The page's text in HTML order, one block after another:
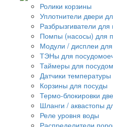
Ролики корзины
Уплотнители двери
Разбрызгиватели
Помпы (насосы) для
Модули / дисплеи
ТЭНы для
Таймеры для
Датчики температуры
Корзины для посуды
Термо-блокировки
Шланги / аквастопы
Реле уровня воды
Распределители